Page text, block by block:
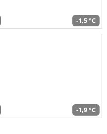
-1,5 °C
-1,9 °C